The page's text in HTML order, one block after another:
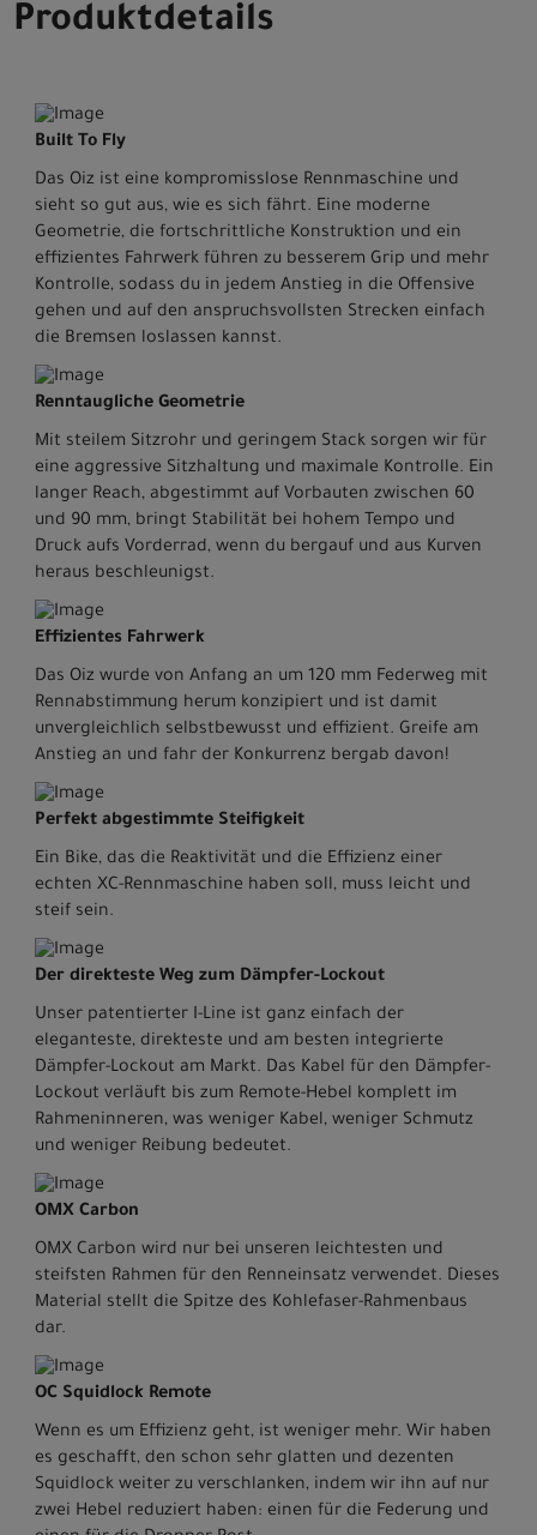
Produktdetails
Built To Fly
Das Oiz ist eine kompromisslose Rennmaschine und
sieht so gut aus, wie es sich fährt. Eine moderne
Geometrie, die fortschrittliche Konstruktion und ein
effizientes Fahrwerk führen zu besserem Grip und mehr
Kontrolle, sodass du in jedem Anstieg in die Offensive
gehen und auf den anspruchsvollsten Strecken einfach
die Bremsen loslassen kannst.
Renntaugliche Geometrie
Mit steilem Sitzrohr und geringem Stack sorgen wir für
eine aggressive Sitzhaltung und maximale Kontrolle. Ein
langer Reach, abgestimmt auf Vorbauten zwischen 60
und 90 mm, bringt Stabilität bei hohem Tempo und
Druck aufs Vorderrad, wenn du bergauf und aus Kurven
heraus beschleunigst.
Effizientes Fahrwerk
Das Oiz wurde von Anfang an um 120 mm Federweg mit
Rennabstimmung herum konzipiert und ist damit
unvergleichlich selbstbewusst und effizient. Greife am
Anstieg an und fahr der Konkurrenz bergab davon!
Perfekt abgestimmte Steifigkeit
Ein Bike, das die Reaktivität und die Effizienz einer
echten XC-Rennmaschine haben soll, muss leicht und
steif sein.
Der direkteste Weg zum Dämpfer-Lockout
Unser patentierter I-Line ist ganz einfach der
eleganteste, direkteste und am besten integrierte
Dämpfer-Lockout am Markt. Das Kabel für den Dämpfer-
Lockout verläuft bis zum Remote-Hebel komplett im
Rahmeninneren, was weniger Kabel, weniger Schmutz
und weniger Reibung bedeutet.
OMX Carbon
OMX Carbon wird nur bei unseren leichtesten und
steifsten Rahmen für den Renneinsatz verwendet. Dieses
Material stellt die Spitze des Kohlefaser-Rahmenbaus
dar.
OC Squidlock Remote
Wenn es um Effizienz geht, ist weniger mehr. Wir haben
es geschafft, den schon sehr glatten und dezenten
Squidlock weiter zu verschlanken, indem wir ihn auf nur
zwei Hebel reduziert haben: einen für die Federung und